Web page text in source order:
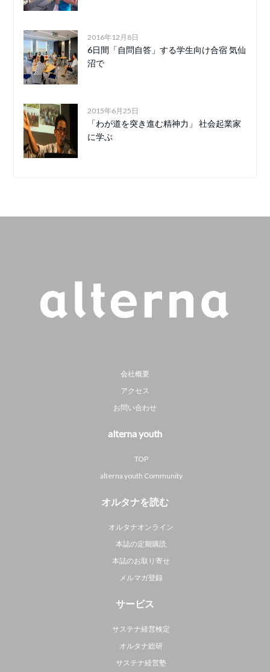
2016年12月8日
6日間「自問自答」する学生向け合宿 気仙
沼で
2015年6月25日
「わが道を突き進む精神力」 社会起業家
に学ぶ
会社概要
アクセス
お問い合わせ
alterna youth
TOP
alterna youth Community
オルタナを読む
オルタナオンライン
本誌の定期購読
本誌のお取り寄せ
メルマガ登録
サービス
サステナ経営検定
オルタナ総研
サステナ経営塾